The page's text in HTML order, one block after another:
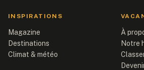
INSPIRATIONS
Magazine
Destinations
Climat & météo
À
Notre